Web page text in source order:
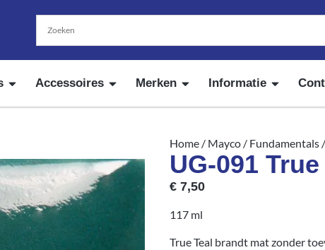
Accessoires Merken Informatie
Home / Mayco / Fundamentals
UG-091 True
€ 7,50
117 ml
True Teal brandt mat zonder